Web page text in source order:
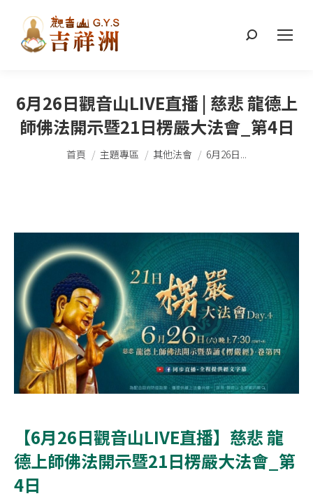
搜
6月26日觀音山LIVE直播 | 慈悲 龍德上
師佛法開示暨21日楞嚴大法會_第4日
您在這裡：
首頁 主題專區 其他法會 6月26日...
【6月26日觀音山LIVE直播】慈悲 龍
德上師佛法開示暨21日楞嚴大法會_第
4日